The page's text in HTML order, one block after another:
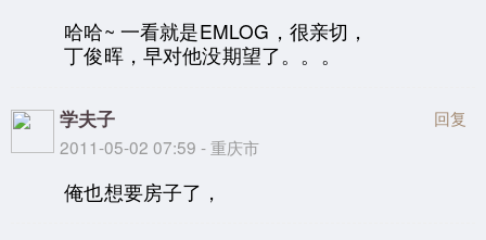
哈哈~ 一看就是EMLOG，很亲切，
丁俊晖，早对他没期望了。。。
学夫子
2011-05-02 07:59 - 重庆市
回复
俺也想要房子了，